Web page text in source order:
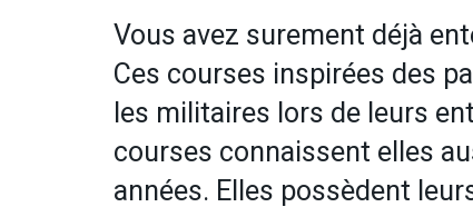
Vous avez surement déjà
Ces courses inspirées des
les militaires lors de leurs
courses connaissent elles
années. Elles possèdent